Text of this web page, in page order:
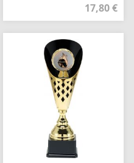
17,80 €